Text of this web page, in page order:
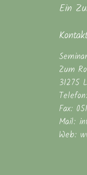
Ein
Zum
31275
Fax:
Mail:
Web: